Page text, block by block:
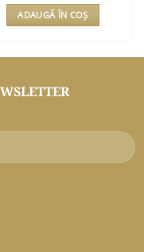
ADAUGĂ ÎN COȘ